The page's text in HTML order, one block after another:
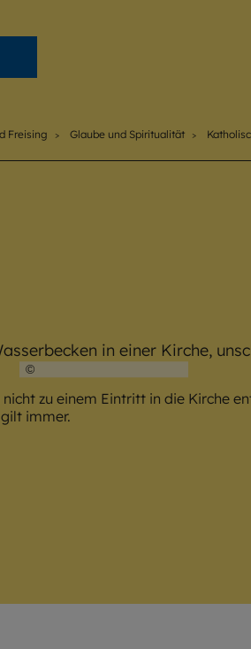
Freising Glaube und Spiritualität
©
nicht zu einem Eintritt in die Kirche
immer.